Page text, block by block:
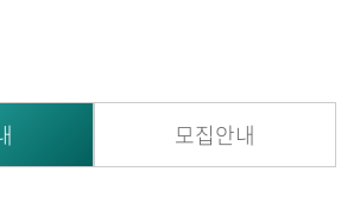
모집안내